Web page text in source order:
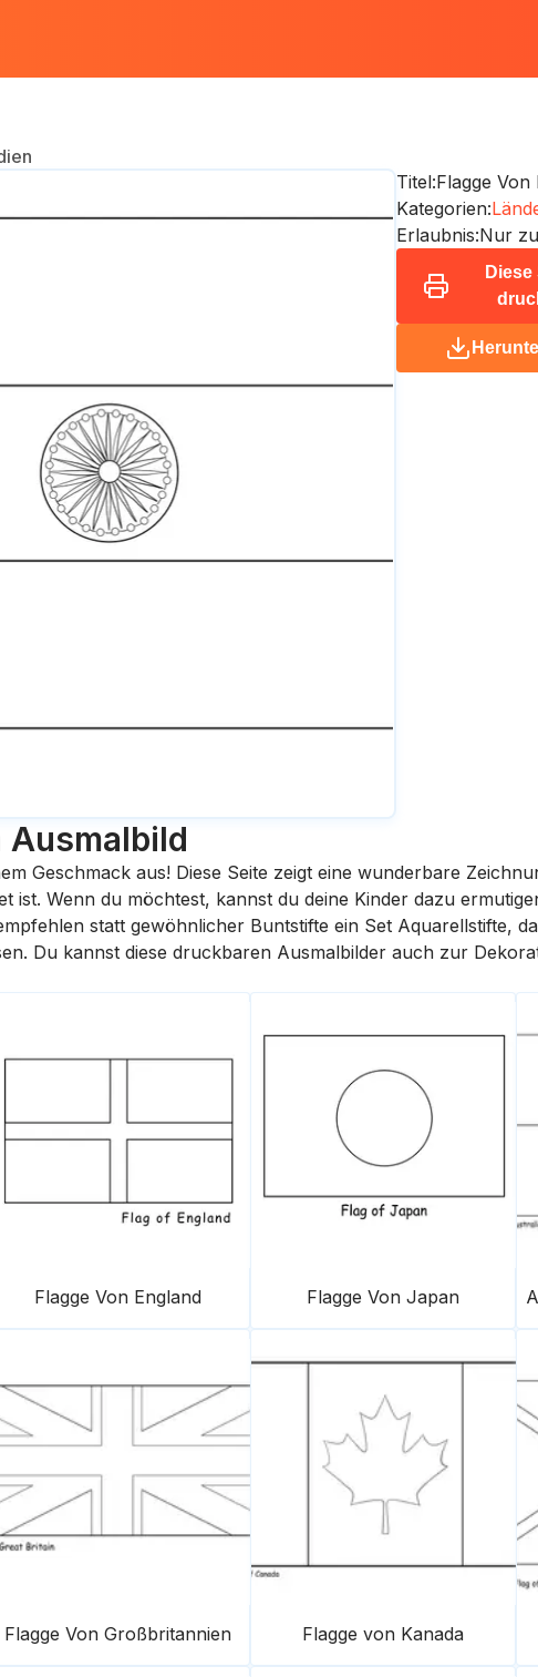
Titel:Flagge Von
Kategorien:
Erlaubnis:Nur
Diese
Ausmalbild
Geschmack aus! Diese Seite zeigt eine wunderbare
ist. Wenn du möchtest, kannst du deine Kinder dazu
statt gewöhnlicher Buntstifte ein Set Aquarellstifte, da
Du kannst diese druckbaren Ausmalbilder auch zur
Flagge Von England Flagge Von Japan
Flagge Von Großbritannien Flagge von Kanada